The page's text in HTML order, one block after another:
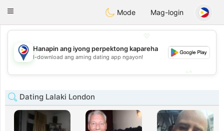
PhilippinesChat
Toggle
Mode Mag-login
💖
💕
Hanapin ang iyong perpektong kapareha
I-download ang aming dating app ngayon!
Dating Lalaki London